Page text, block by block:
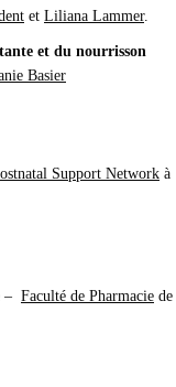
et Liliana Lammer.
et du nourrisson
Basier
Support Network à
– Faculté de Pharmacie de